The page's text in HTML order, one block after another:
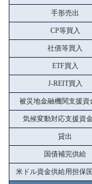
手形売出
CP等買入
社債等買入
ETF買入
J-REIT買入
被災地金融機関支援資
気候変動対応支援資
貸出
国債補完供給
米ドル資金供給用担保